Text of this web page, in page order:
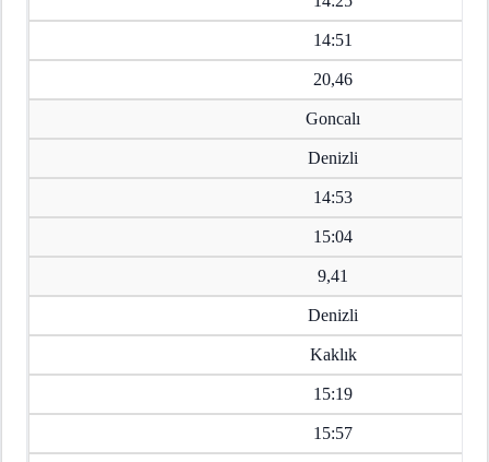
14:51
20,46
Goncalı
Denizli
14:53
15:04
9,41
Denizli
Kaklık
15:19
15:57